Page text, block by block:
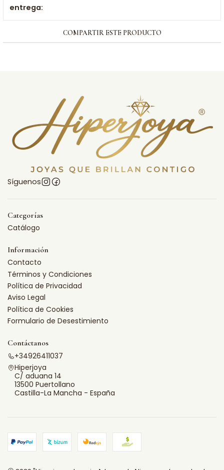
entrega:
COMPARTIR ESTE PRODUCTO
Síguenos
Categorías
Catálogo
Información
Contacto
Términos y Condiciones
Política de Privacidad
Aviso Legal
Política de Cookies
Formulario de Desestimiento
Contáctanos
+34926411037
Hiperjoya
C/ aduana 14
13500 Puertollano
Castilla-La Mancha - España